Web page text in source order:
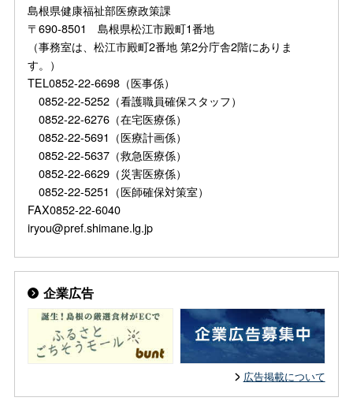
島根県健康福祉部医療政策課
〒690-8501 島根県松江市殿町1番地
（事務室は、松江市殿町2番地 第2分庁舎2階にありま
す。）
TEL0852-22-6698（医事係）
0852-22-5252（看護職員確保スタッフ）
0852-22-6276（在宅医療係）
0852-22-5691（医療計画係）
0852-22-5637（救急医療係）
0852-22-6629（災害医療係）
0852-22-5251（医師確保対策室）
FAX0852-22-6040
iryou@pref.shimane.lg.jp
企業広告
広告掲載について